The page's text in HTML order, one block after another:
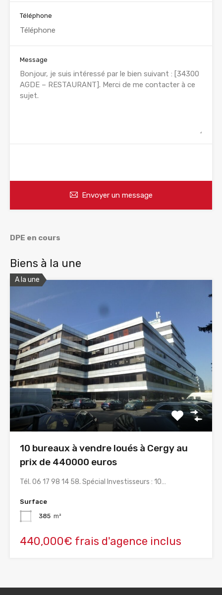
Téléphone
Message
Envoyer un message
DPE en cours
Biens à la une
A la une
10 bureaux à vendre loués à Cergy au
prix de 440000 euros
Tél. 06 17 98 14 58. Spécial Investisseurs : 10…
Surface
385 m²
440,000€ frais d'agence inclus